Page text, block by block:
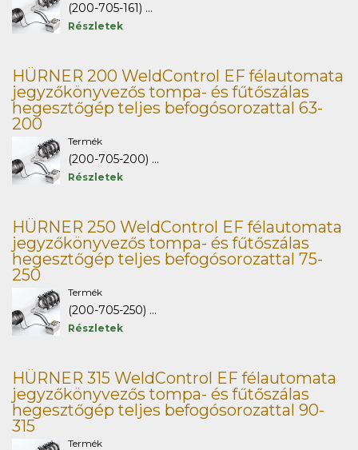
(200-705-161) ...
Részletek
HÜRNER 200 WeldControl EF félautomata
jegyzőkönyvezős tompa- és fűtőszálas
hegesztőgép teljes befogósorozattal 63-
200
Termék
(200-705-200) ...
Részletek
HÜRNER 250 WeldControl EF félautomata
jegyzőkönyvezős tompa- és fűtőszálas
hegesztőgép teljes befogósorozattal 75-
250
Termék
(200-705-250) ...
Részletek
HÜRNER 315 WeldControl EF félautomata
jegyzőkönyvezős tompa- és fűtőszálas
hegesztőgép teljes befogósorozattal 90-
315
Termék